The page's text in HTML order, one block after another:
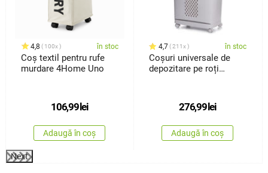
4,8 100x în stoc
Coș textil pentru rufe
murdare 4Home Uno
106,99 lei
Adaugă în coș
4,7 211x în stoc
Coșuri universale de
depozitare pe roți
276,99 lei
Adaugă în coș
Next